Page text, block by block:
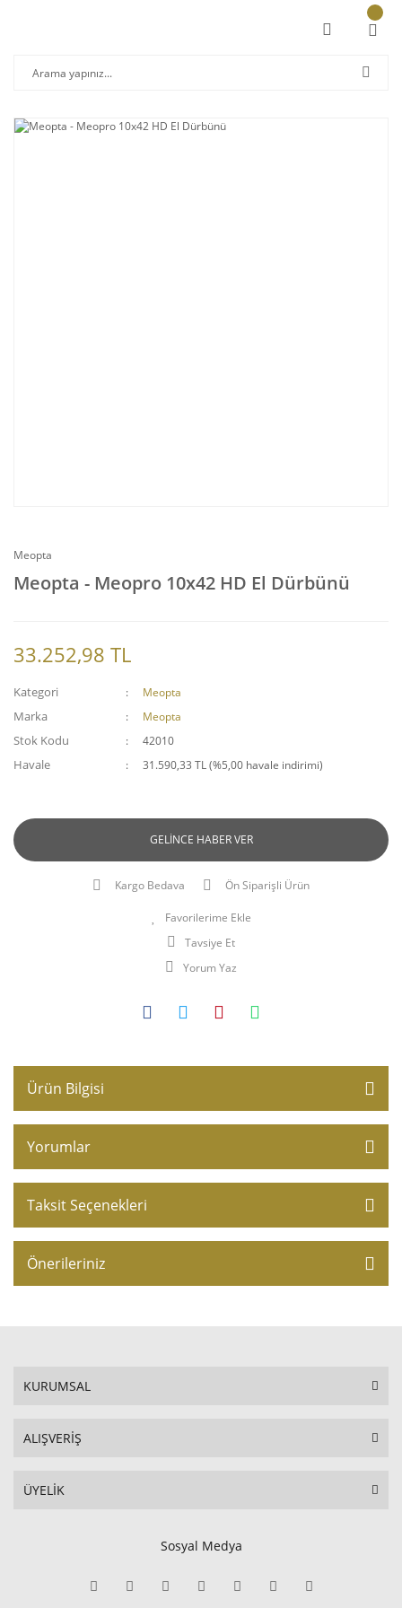
Meopta
Meopta - Meopro 10x42 HD El Dürbünü
33.252,98 TL
Kategori Meopta
Marka Meopta
Stok Kodu 42010
Havale 31.590,33 TL (%5,00 havale indirimi)
GELİNCE HABER VER
Kargo Bedava Ön Siparişli Ürün
Tavsiye Et
Yorum Yaz
Ürün Bilgisi
Yorumlar
Taksit Seçenekleri
Önerileriniz
KURUMSAL
ALIŞVERİŞ
ÜYELİK
Sosyal Medya